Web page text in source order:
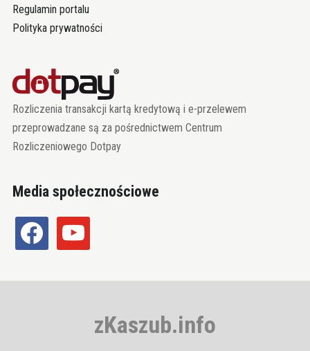
Regulamin portalu
Polityka prywatności
Rozliczenia transakcji kartą kredytową i e-przelewem
przeprowadzane są za pośrednictwem Centrum
Rozliczeniowego Dotpay
Media społecznościowe
facebook youtube
zKaszub.info